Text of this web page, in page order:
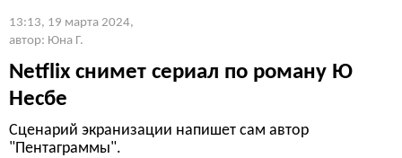
13:13, 19 марта 2024,
автор: Юна Г.
Netflix снимет сериал по роману Ю
Несбе
Сценарий экранизации напишет сам автор
"Пентаграммы".